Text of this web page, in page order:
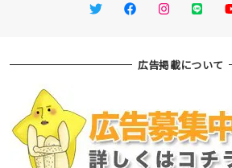
TwitterFacebookInstagram
LINE
広告掲載について